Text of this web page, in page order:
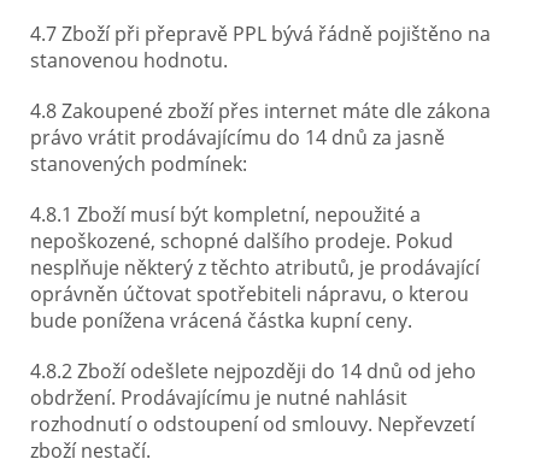
4.7 Zboží při přepravě PPL bývá řádně pojištěno na
stanovenou hodnotu.
4.8 Zakoupené zboží přes internet máte dle zákona
právo vrátit prodávajícímu do 14 dnů za jasně
stanovených podmínek:
4.8.1 Zboží musí být kompletní, nepoužité a
nepoškozené, schopné dalšího prodeje. Pokud
nesplňuje některý z těchto atributů, je prodávající
oprávněn účtovat spotřebiteli nápravu, o kterou
bude ponížena vrácená částka kupní ceny.
4.8.2 Zboží odešlete nejpozději do 14 dnů od jeho
obdržení. Prodávajícímu je nutné nahlásit
rozhodnutí o odstoupení od smlouvy. Nepřevzetí
zboží nestačí.